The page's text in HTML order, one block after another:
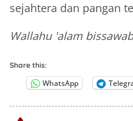
sejahtera dan pangan
Wallahu 'alam
Share this:
WhatsApp